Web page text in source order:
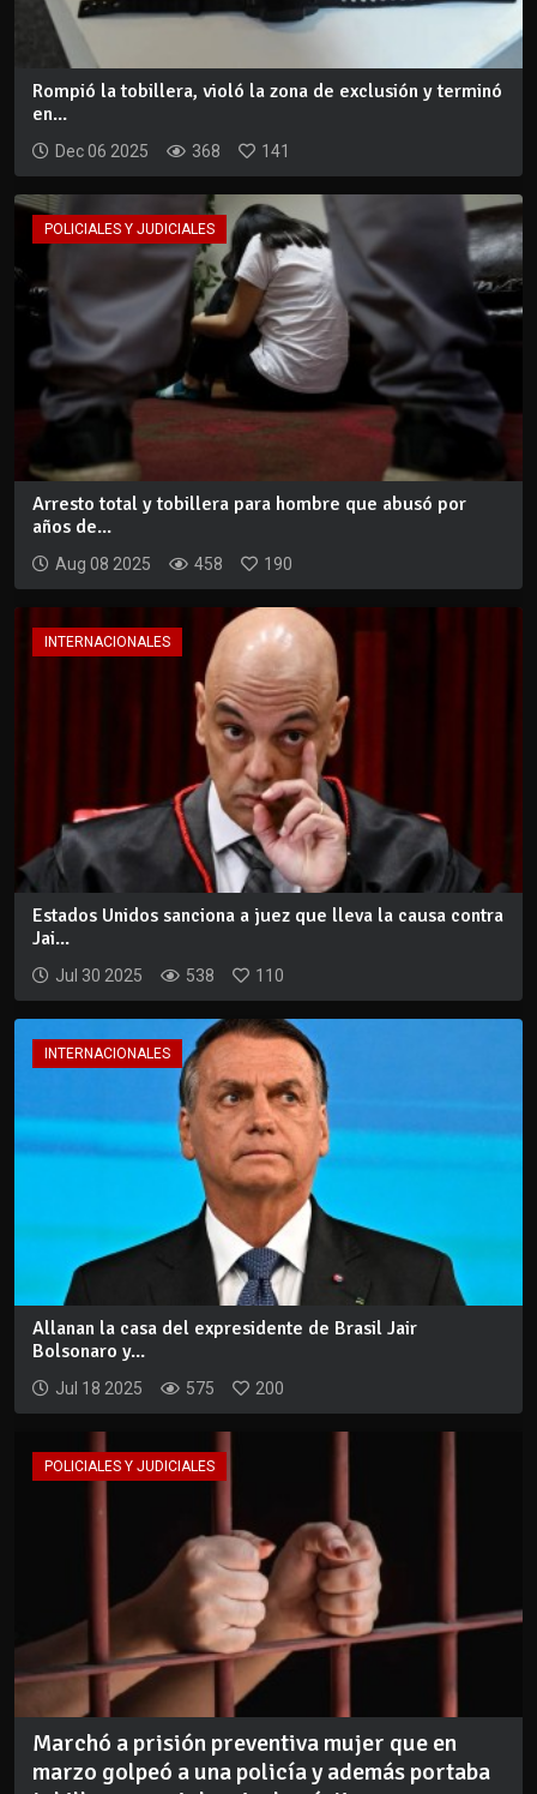
Rompió la tobillera, violó la zona de exclusión y terminó
en...
Dec 06 2025 368 141
POLICIALES Y JUDICIALES
Arresto total y tobillera para hombre que abusó por
años de...
Aug 08 2025 458 190
INTERNACIONALES
Estados Unidos sanciona a juez que lleva la causa contra
Jai...
Jul 30 2025 538 110
INTERNACIONALES
Allanan la casa del expresidente de Brasil Jair
Bolsonaro y...
Jul 18 2025 575 200
POLICIALES Y JUDICIALES
Marchó a prisión preventiva mujer que en
marzo golpeó a una policía y además portaba